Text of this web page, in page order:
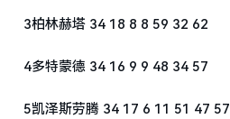
3柏林赫塔 34 18 8 8 59 32 62
4多特蒙德 34 16 9 9 48 34 57
5凯泽斯劳腾 34 17 6 11 51 47 57